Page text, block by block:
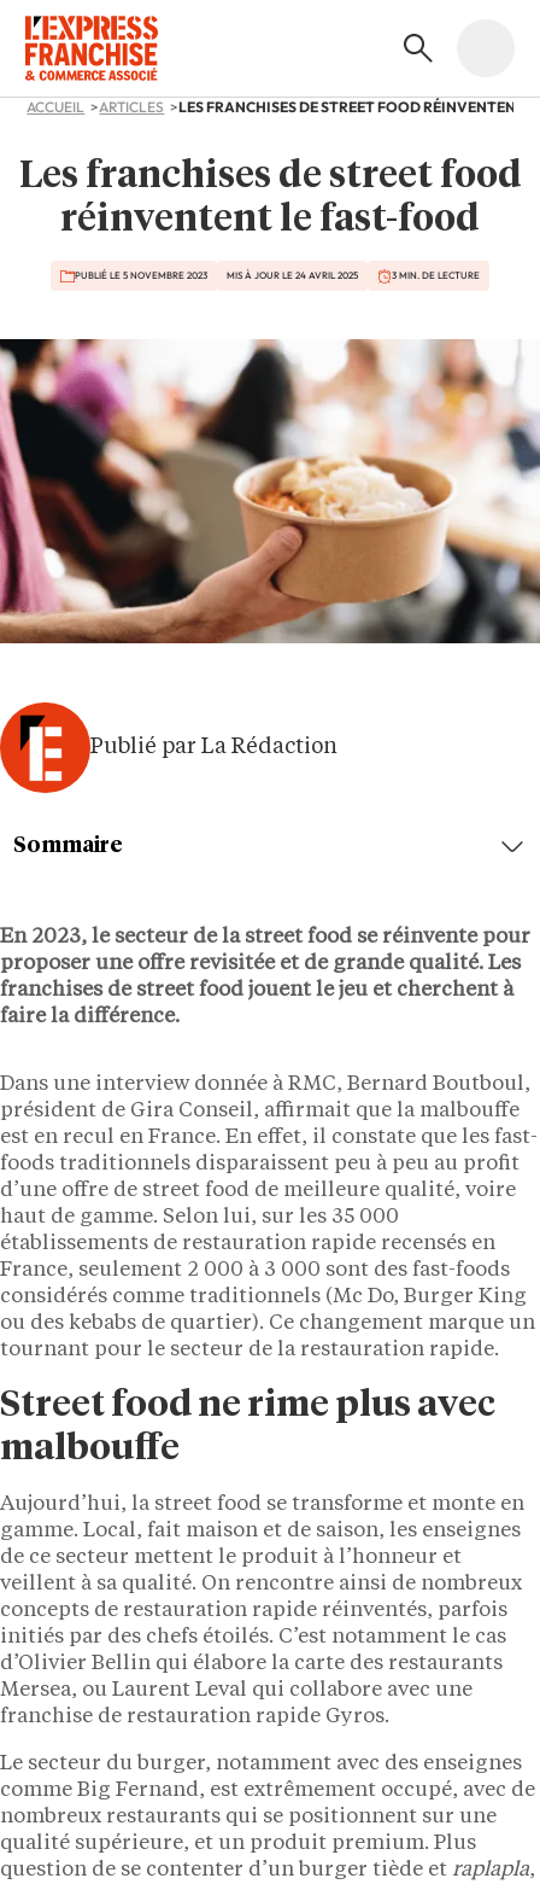
ACCUEIL ARTICLES
Les franchises de street food
réinventent le fast-food
PUBLIÉ LE 5 NOVEMBRE 2023 MIS À JOUR LE 24 AVRIL 2025 3 MIN. DE LECTURE
Publié par La Rédaction
En 2023, le secteur de la street food se réinvente pour
proposer une offre revisitée et de grande qualité. Les
franchises de street food jouent le jeu et cherchent à
faire la différence.
Dans une interview donnée à RMC, Bernard Boutboul,
président de Gira Conseil, affirmait que la malbouffe
est en recul en France. En effet, il constate que les fast-
foods traditionnels disparaissent peu à peu au profit
d’une offre de street food de meilleure qualité, voire
haut de gamme. Selon lui, sur les 35 000
établissements de restauration rapide recensés en
France, seulement 2 000 à 3 000 sont des fast-foods
considérés comme traditionnels (Mc Do, Burger King
ou des kebabs de quartier). Ce changement marque un
tournant pour le secteur de la restauration rapide.
Street food ne rime plus avec
malbouffe
Aujourd’hui, la street food se transforme et monte en
gamme. Local, fait maison et de saison, les enseignes
de ce secteur mettent le produit à l’honneur et
veillent à sa qualité. On rencontre ainsi de nombreux
concepts de restauration rapide réinventés, parfois
initiés par des chefs étoilés. C’est notamment le cas
d’Olivier Bellin qui élabore la carte des restaurants
Mersea, ou Laurent Leval qui collabore avec une
franchise de restauration rapide Gyros.
Le secteur du burger, notamment avec des enseignes
comme Big Fernand, est extrêmement occupé, avec de
nombreux restaurants qui se positionnent sur une
qualité supérieure, et un produit premium. Plus
question de se contenter d’un burger tiède et raplapla,
Sommaire